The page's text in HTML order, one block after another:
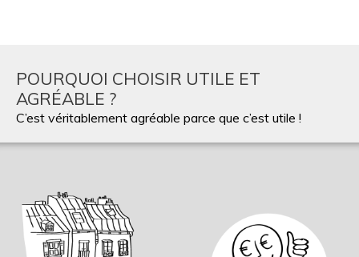
POURQUOI CHOISIR UTILE ET
AGRÉABLE ?
C’est véritablement agréable parce que c’est utile !